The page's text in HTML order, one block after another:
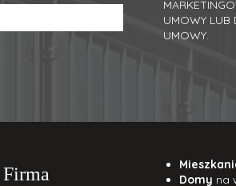
UMOWY LUB
UMOWY.
Domy na